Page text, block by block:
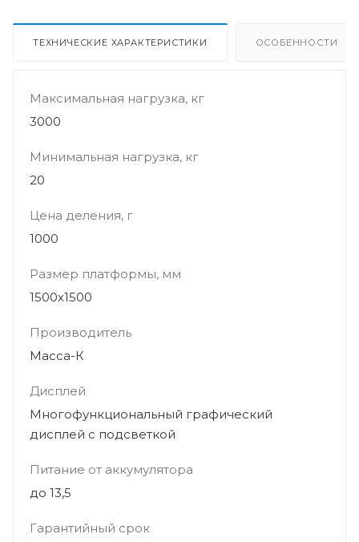
ТЕХНИЧЕСКИЕ ХАРАКТЕРИСТИКИ ОСОБЕННОСТИ
Максимальная нагрузка, кг
3000
Минимальная нагрузка, кг
20
Цена деления, г
1000
Размер платформы, мм
1500х1500
Производитель
Масса-К
Дисплей
Многофункциональный графический
дисплей с подсветкой
Питание от аккумулятора
до 13,5
Гарантийный срок